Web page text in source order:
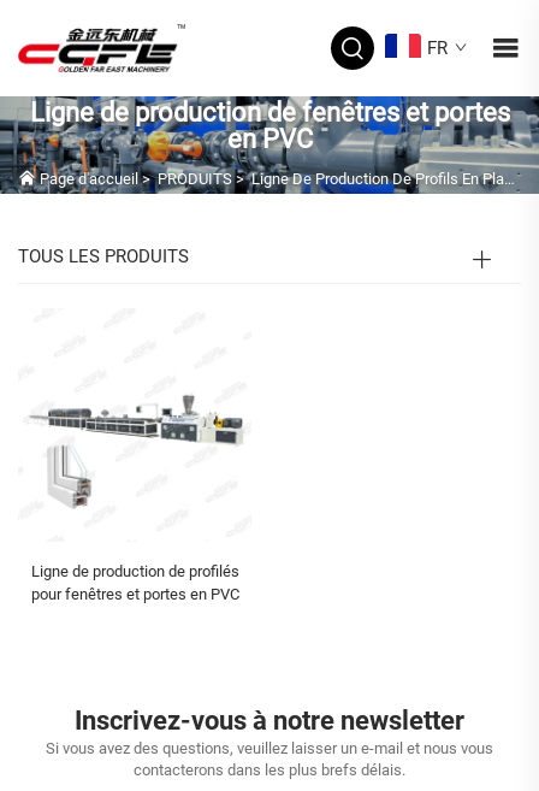
FR
Ligne de production de fenêtres et portes
en PVC
Page d'accueil >PRODUITS>Ligne De Production De Profils En Plastique
TOUS LES PRODUITS
Ligne de production de profilés
pour fenêtres et portes en PVC
Inscrivez-vous à notre newsletter
Si vous avez des questions, veuillez laisser un e-mail et nous vous
contacterons dans les plus brefs délais.